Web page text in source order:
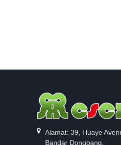
Alamat: 39, Huaye
Bandar Dongbang,